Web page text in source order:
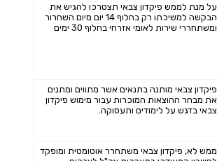
על מנת לממש פיקדון צבאי תצטרכו להגיש את
הבקשה למשיכתו רק בחלוף 14 יום מיום השחרור
ומשתחררי שירות לאומי אזרחי בחלוף 30 ימים
פיקדון צבאי מותנה בתנאים אשר מתווים ומתנים
את מבחר ההוצאות המוכרות עבור מימוש פיקדון
צבאי בדגש על לימודים ותעסוקה.
ממש לא, פיקדון צבאי משתחרר אוטומטית ומופקד